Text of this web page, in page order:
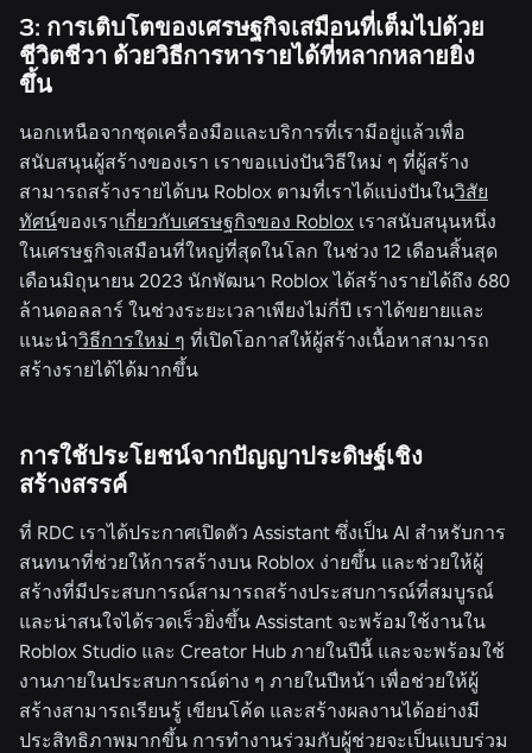
3: การเติบโตของเศรษฐกิจเสมือนที่เต็มไปด้วย
ชีวิตชีวา ด้วยวิธีการหารายได้ที่หลากหลายยิ่ง
ขึ้น
นอกเหนือจากชุดเครื่องมือและบริการที่เรามีอยู่แล้วเพื่อ
สนับสนุนผู้สร้างของเรา เราขอแบ่งปันวิธีใหม่ ๆ ที่ผู้สร้าง
สามารถสร้างรายได้บน Roblox ตามที่เราได้แบ่งปันในวิสัย
ทัศน์ของเราเกี่ยวกับเศรษฐกิจของ Roblox เราสนับสนุนหนึ่ง
ในเศรษฐกิจเสมือนที่ใหญ่ที่สุดในโลก ในช่วง 12 เดือนสิ้นสุด
เดือนมิถุนายน 2023 นักพัฒนา Roblox ได้สร้างรายได้ถึง 680
ล้านดอลลาร์ ในช่วงระยะเวลาเพียงไม่กี่ปี เราได้ขยายและ
แนะนำวิธีการใหม่ ๆ ที่เปิดโอกาสให้ผู้สร้างเนื้อหาสามารถ
สร้างรายได้ได้มากขึ้น
การใช้ประโยชน์จากปัญญาประดิษฐ์เชิง
สร้างสรรค์
ที่ RDC เราได้ประกาศเปิดตัว Assistant ซึ่งเป็น AI สำหรับการ
สนทนาที่ช่วยให้การสร้างบน Roblox ง่ายขึ้น และช่วยให้ผู้
สร้างที่มีประสบการณ์สามารถสร้างประสบการณ์ที่สมบูรณ์
และน่าสนใจได้รวดเร็วยิ่งขึ้น Assistant จะพร้อมใช้งานใน
Roblox Studio และ Creator Hub ภายในปีนี้ และจะพร้อมใช้
งานภายในประสบการณ์ต่าง ๆ ภายในปีหน้า เพื่อช่วยให้ผู้
สร้างสามารถเรียนรู้ เขียนโค้ด และสร้างผลงานได้อย่างมี
ประสิทธิภาพมากขึ้น การทำงานร่วมกับผู้ช่วยจะเป็นแบบร่วม